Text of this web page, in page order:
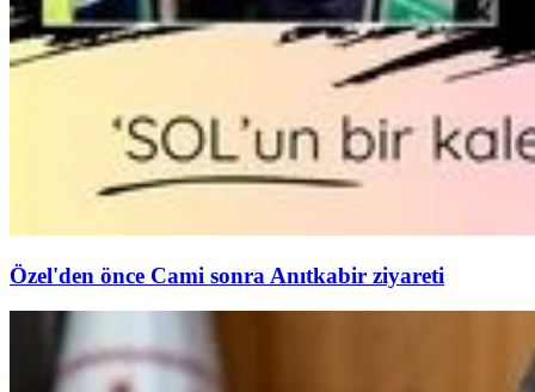
Özel'den önce Cami sonra Anıtkabir ziyareti